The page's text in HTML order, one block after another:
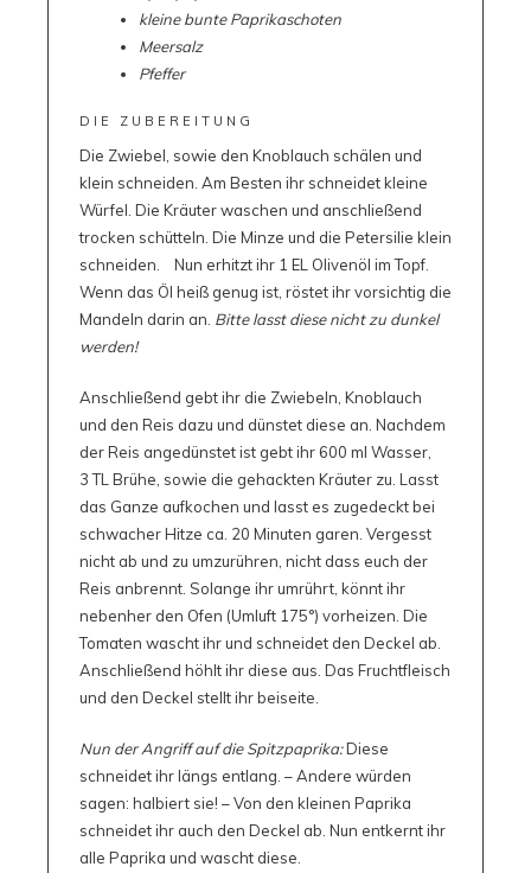
kleine bunte Paprikaschoten
Meersalz
Pfeffer
DIE ZUBEREITUNG
Die Zwiebel, sowie den Knoblauch schälen und
klein schneiden. Am Besten ihr schneidet kleine
Würfel. Die Kräuter waschen und anschließend
trocken schütteln. Die Minze und die Petersilie klein
schneiden. Nun erhitzt ihr 1 EL Olivenöl im Topf.
Wenn das Öl heiß genug ist, röstet ihr vorsichtig die
Mandeln darin an. Bitte lasst diese nicht zu dunkel
werden!
Anschließend gebt ihr die Zwiebeln, Knoblauch
und den Reis dazu und dünstet diese an. Nachdem
der Reis angedünstet ist gebt ihr 600 ml Wasser,
3 TL Brühe, sowie die gehackten Kräuter zu. Lasst
das Ganze aufkochen und lasst es zugedeckt bei
schwacher Hitze ca. 20 Minuten garen. Vergesst
nicht ab und zu umzurühren, nicht dass euch der
Reis anbrennt. Solange ihr umrührt, könnt ihr
nebenher den Ofen (Umluft 175°) vorheizen. Die
Tomaten wascht ihr und schneidet den Deckel ab.
Anschließend höhlt ihr diese aus. Das Fruchtfleisch
und den Deckel stellt ihr beiseite.
Nun der Angriff auf die Spitz­paprika:Diese
schneidet ihr längs entlang. – Andere würden
sagen: halbiert sie! – Von den kleinen Paprika
schneidet ihr auch den Deckel ab. Nun entkernt ihr
alle Paprika und wascht diese.